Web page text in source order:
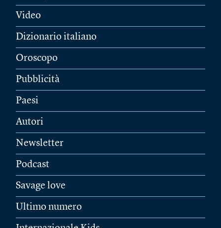
Video
Dizionario italiano
Oroscopo
Pubblicità
Paesi
Autori
Newsletter
Podcast
Savage love
Ultimo numero